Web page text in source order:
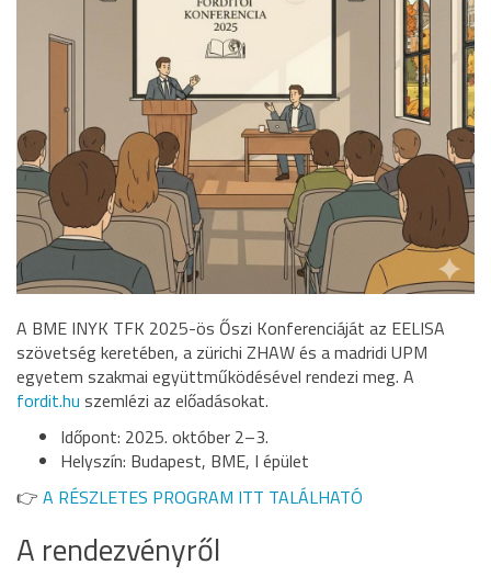
A BME INYK TFK 2025-ös Őszi Konferenciáját az EELISA
szövetség keretében, a zürichi ZHAW és a madridi UPM
egyetem szakmai együttműködésével rendezi meg. A
fordit.hu szemlézi az előadásokat.
Időpont: 2025. október 2–3.
Helyszín: Budapest, BME, I épület
👉 A RÉSZLETES PROGRAM ITT TALÁLHATÓ
A rendezvényről